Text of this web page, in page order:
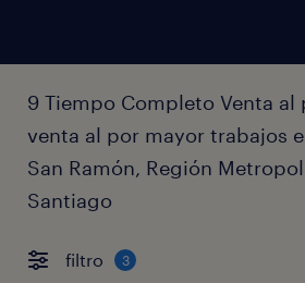
9 Tiempo Completo Venta al
venta al por mayor trabajos
San Ramón, Región
Santiago
filtro 3